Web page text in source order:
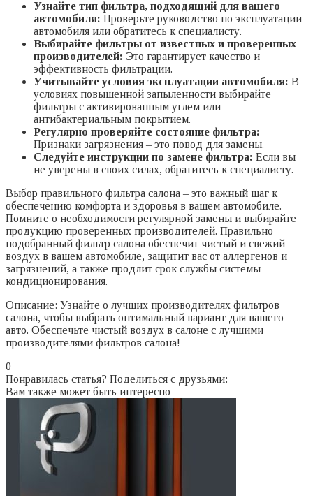
Узнайте тип фильтра, подходящий для вашего
автомобиля: Проверьте руководство по эксплуатации
автомобиля или обратитесь к специалисту.
Выбирайте фильтры от известных и проверенных
производителей: Это гарантирует качество и
эффективность фильтрации.
Учитывайте условия эксплуатации автомобиля: В
условиях повышенной запыленности выбирайте
фильтры с активированным углем или
антибактериальным покрытием.
Регулярно проверяйте состояние фильтра:
Признаки загрязнения – это повод для замены.
Следуйте инструкции по замене фильтра: Если вы
не уверены в своих силах, обратитесь к специалисту.
Выбор правильного фильтра салона – это важный шаг к
обеспечению комфорта и здоровья в вашем автомобиле.
Помните о необходимости регулярной замены и выбирайте
продукцию проверенных производителей. Правильно
подобранный фильтр салона обеспечит чистый и свежий
воздух в вашем автомобиле, защитит вас от аллергенов и
загрязнений, а также продлит срок службы системы
кондиционирования.
Описание: Узнайте о лучших производителях фильтров
салона, чтобы выбрать оптимальный вариант для вашего
авто. Обеспечьте чистый воздух в салоне с лучшими
производителями фильтров салона!
0
Понравилась статья? Поделиться с друзьями:
Вам также может быть интересно